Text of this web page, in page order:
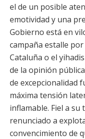
el de un posible
emotividad y una
Gobierno está en
campaña estalle
Cataluña o el
de la opinión
de excepcionalidad
máxima tensión
inflamable. Fiel a
renunciado a
convencimiento de